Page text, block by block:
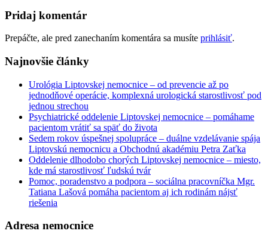
Pridaj komentár
Prepáčte, ale pred zanechaním komentára sa musíte prihlásiť.
Najnovšie články
Urológia Liptovskej nemocnice – od prevencie až po
jednodňové operácie, komplexná urologická starostlivosť pod
jednou strechou
Psychiatrické oddelenie Liptovskej nemocnice – pomáhame
pacientom vrátiť sa späť do života
Sedem rokov úspešnej spolupráce – duálne vzdelávanie spája
Liptovskú nemocnicu a Obchodnú akadémiu Petra Zaťka
Oddelenie dlhodobo chorých Liptovskej nemocnice – miesto,
kde má starostlivosť ľudskú tvár
Pomoc, poradenstvo a podpora – sociálna pracovníčka Mgr.
Tatiana Lašová pomáha pacientom aj ich rodinám nájsť
riešenia
Adresa nemocnice